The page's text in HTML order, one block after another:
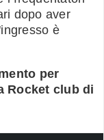
dopo aver
è
per
Rocket club di